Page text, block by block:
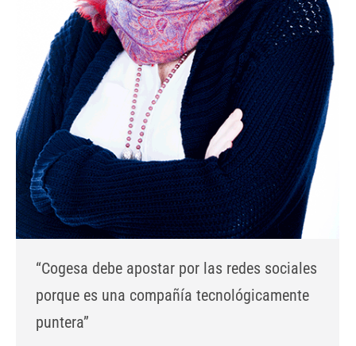
“Cogesa debe apostar por las redes sociales
porque es una compañía tecnológicamente
puntera”